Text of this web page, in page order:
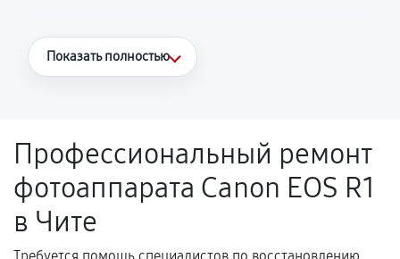
Что считается гарантийным случаем
Поломка установленной детали при
нормальной эксплуатации в течение
гарантийного срока.
Несоответствие комплектующей заявленным
техническим характеристикам.
Показать полностью
Профессиональный ремонт
фотоаппарата Canon EOS R1
в Чите